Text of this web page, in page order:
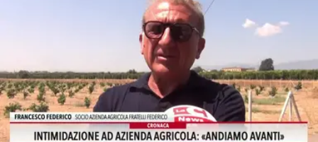
RUBRICHE
Good Morning Vietnam